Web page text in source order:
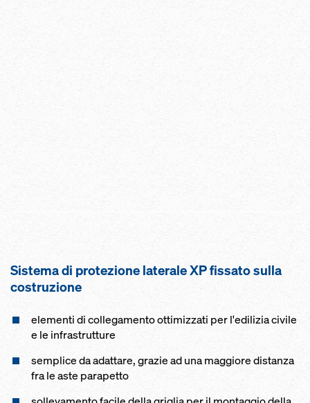
Sistema di protezione laterale XP fis­sato sulla
costruzione
elementi di collegamento ottimizzati per l'edilizia civile
e le infrastrutture
semplice da adattare, grazie ad una maggiore distanza
fra le aste parapetto